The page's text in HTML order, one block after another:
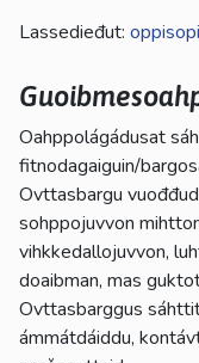
Lassedieđut:
Oahppolágádusat
fitnodagaiguin/
Ovttasbargu
sohppojuvvon
vihkkedallojuvvon,
doaibman, mas
Ovttasbarggus
ámmátdáiddu,